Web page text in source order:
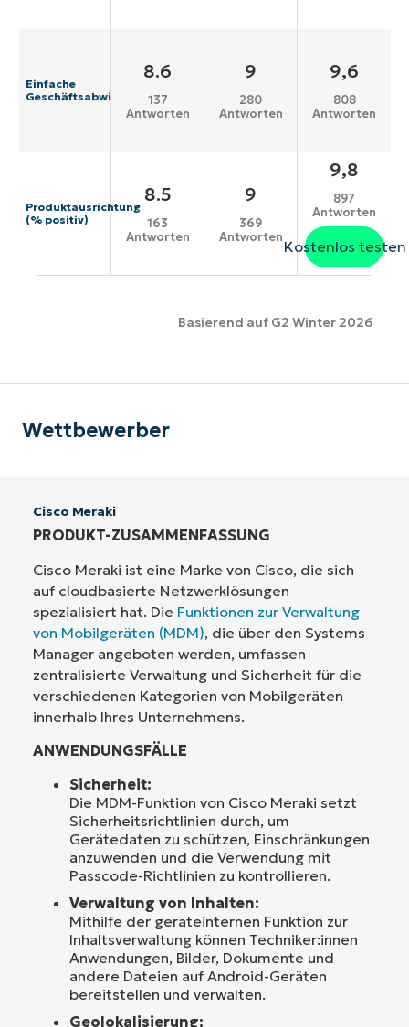
Einfache
Geschäftsabwicklung
8.6
137
Antworten
9
280
Antworten
9,6
808
Antworten
Produktausrichtung
(% positiv)
8.5
163
Antworten
9
369
Antworten
9,8
897
Antworten
Kostenlos testen
Basierend auf G2 Winter 2026
Wettbewerber
Cisco Meraki
PRODUKT-ZUSAMMENFASSUNG
Cisco Meraki ist eine Marke von Cisco, die sich
auf cloudbasierte Netzwerklösungen
spezialisiert hat. Die Funktionen zur Verwaltung
von Mobilgeräten (MDM), die über den Systems
Manager angeboten werden, umfassen
zentralisierte Verwaltung und Sicherheit für die
verschiedenen Kategorien von Mobilgeräten
innerhalb Ihres Unternehmens.
ANWENDUNGSFÄLLE
Sicherheit:
Die MDM-Funktion von Cisco Meraki setzt
Sicherheitsrichtlinien durch, um
Gerätedaten zu schützen, Einschränkungen
anzuwenden und die Verwendung mit
Passcode-Richtlinien zu kontrollieren.
Verwaltung von Inhalten:
Mithilfe der geräteinternen Funktion zur
Inhaltsverwaltung können Techniker:innen
Anwendungen, Bilder, Dokumente und
andere Dateien auf Android-Geräten
bereitstellen und verwalten.
Geolokalisierung: